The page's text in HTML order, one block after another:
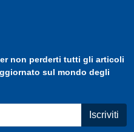
non perderti tutti gli articoli
sul mondo degli
Iscriviti